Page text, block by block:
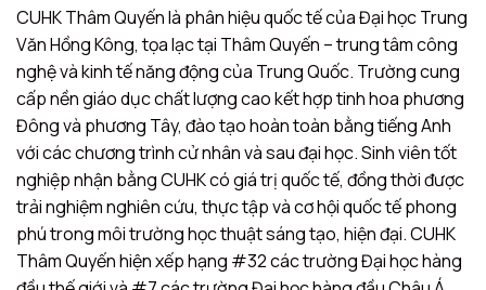
CUHK Thâm Quyến là phân hiệu quốc tế của Đại học Trung
Văn Hồng Kông, tọa lạc tại Thâm Quyến – trung tâm công
nghệ và kinh tế năng động của Trung Quốc. Trường cung
cấp nền giáo dục chất lượng cao kết hợp tinh hoa phương
Đông và phương Tây, đào tạo hoàn toàn bằng tiếng Anh
với các chương trình cử nhân và sau đại học. Sinh viên tốt
nghiệp nhận bằng CUHK có giá trị quốc tế, đồng thời được
trải nghiệm nghiên cứu, thực tập và cơ hội quốc tế phong
phú trong môi trường học thuật sáng tạo, hiện đại. CUHK
Thâm Quyến hiện xếp hạng #32 các trường Đại học hàng